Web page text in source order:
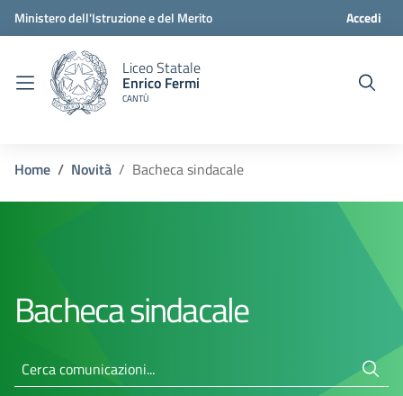
Ministero dell'Istruzione e del Merito Accedi
Liceo Statale
Enrico Fermi
CANTÙ
Home Novità Bacheca sindacale
Bacheca sindacale
Cerca comunicazioni...